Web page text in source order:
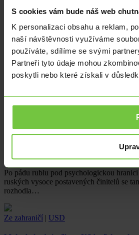
S cookies vám bude náš web
K personalizaci obsahu a reklam,
naší návštěvnosti využíváme
používáte, sdílíme se svými
Partneři tyto údaje mohou
poskytli nebo které získali v
Ruská centrální banka zasáhla proti
Po pádu rublu pod psychologickou
ruských vysoce postavených činitelů se
rozhodla…
Ze zahraničí | USD